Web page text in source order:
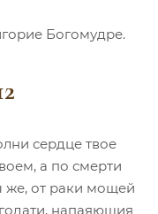
Богомудре.
сердце твое
а по смерти
же, от раки мощей
напаяющия